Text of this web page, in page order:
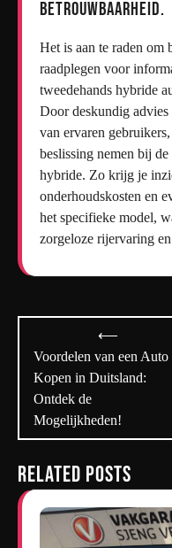
betrouwbaarheid.
Het is aan te raden om
raadplegen voor
tweedehands hybride
Door deskundig
van ervaren
beslissing nemen bij
hybride. Zo krijg je
onderhoudskosten en
het specifieke model,
zorgeloze rijervaring
navigatie
⟵
Voordelen van een Auto
Kopen in Duitsland:
Ontdek de
Mogelijkheden!
Related Posts